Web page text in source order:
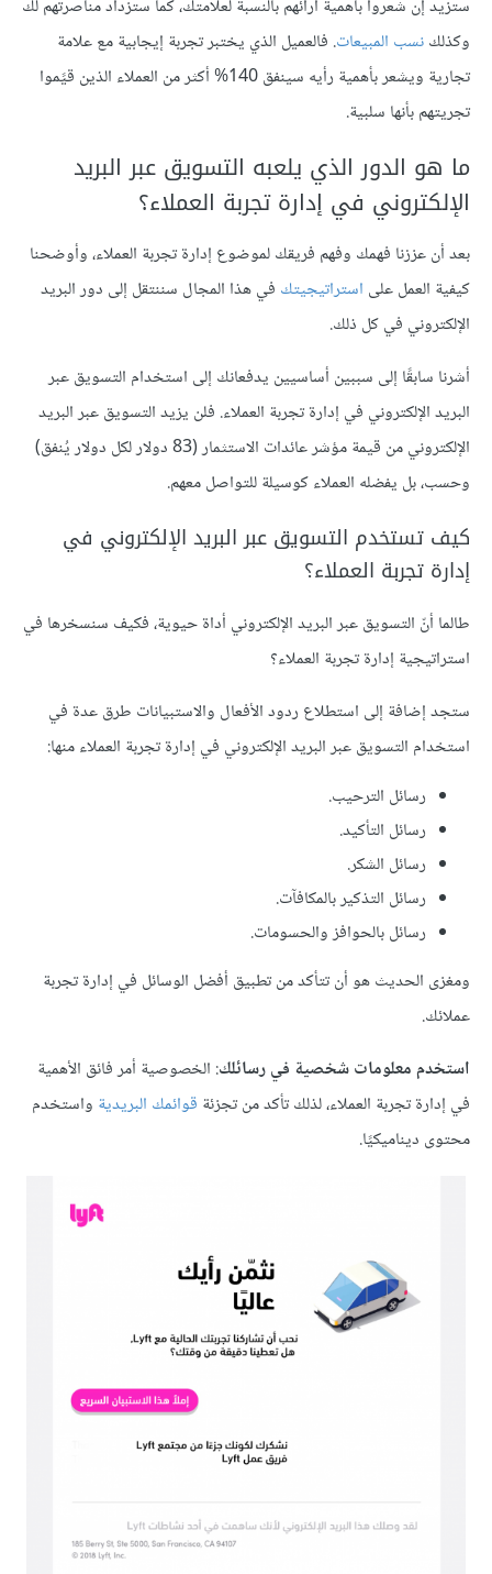
ستزيد إن شعروا بأهمية آرائهم بالنسبة لعلامتك، كما ستزداد مناصرتهم لك
وكذلكنسب المبيعات. فالعميل الذي يختبر تجربة إيجابية مع علامة
تجارية ويشعر بأهمية رأيه سينفق 140% أكثر من العملاء الذين قيًموا
تجريتهم بأنها سلبية.
ما هو الدور الذي يلعبه التسويق عبر البريد
الإلكتروني في إدارة تجربة العملاء؟
بعد أن عززنا فهمك وفهم فريقك لموضوع إدارة تجربة العملاء، وأوضحنا
كيفية العمل على استراتيجيتك في هذا المجال سننتقل إلى دور البريد
الإلكتروني في كل ذلك.
أشرنا سابقًا إلى سببين أساسيين يدفعانك إلى استخدام التسويق عبر
البريد الإلكتروني في إدارة تجربة العملاء. فلن يزيد التسويق عبر البريد
الإلكتروني من قيمة مؤشر عائدات الاستثمار (83 دولار لكل دولار يُنفق)
وحسب، بل يفضله العملاء كوسيلة للتواصل معهم.
كيف تستخدم التسويق عبر البريد الإلكتروني في
إدارة تجربة العملاء؟
طالما أنّ التسويق عبر البريد الإلكتروني أداة حيوية، فكيف سنسخرها في
استراتيجية إدارة تجربة العملاء؟
ستجد إضافة إلى استطلاع ردود الأفعال والاستبيانات طرق عدة في
استخدام التسويق عبر البريد الإلكتروني في إدارة تجربة العملاء منها:
رسائل الترحيب.
رسائل التأكيد.
رسائل الشكر.
رسائل التذكير بالمكافآت.
رسائل بالحوافز والحسومات.
ومغزى الحديث هو أن تتأكد من تطبيق أفضل الوسائل في إدارة تجربة
عملائك.
استخدم معلومات شخصية في رسائلك: الخصوصية أمر فائق الأهمية
في إدارة تجربة العملاء، لذلك تأكد من تجزئة قوائمك البريدية واستخدم
محتوى ديناميكيًا.